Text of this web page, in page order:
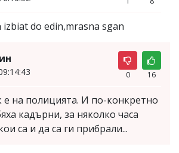
do edin,mrasna sgan
0 16
е на полицията. И по-конкретно
кадърни, за няколко часа
са и да са ги прибрали...